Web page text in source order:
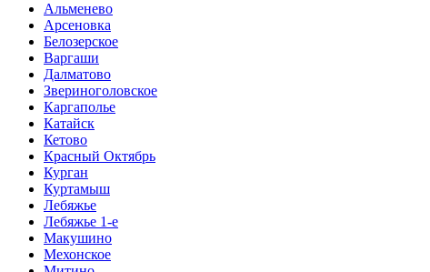
Альменево
Арсеновка
Белозерское
Варгаши
Далматово
Звериноголовское
Каргаполье
Катайск
Кетово
Красный Октябрь
Курган
Куртамыш
Лебяжье
Лебяжье 1-е
Макушино
Мехонское